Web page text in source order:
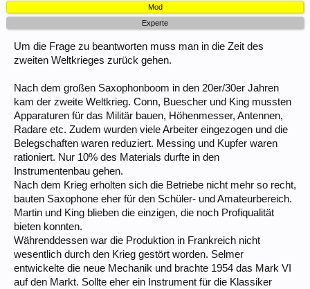
Mod
Experte
Um die Frage zu beantworten muss man in die Zeit des
zweiten Weltkrieges zurück gehen.
Nach dem großen Saxophonboom in den 20er/30er Jahren
kam der zweite Weltkrieg. Conn, Buescher und King mussten
Apparaturen für das Militär bauen, Höhenmesser, Antennen,
Radare etc. Zudem wurden viele Arbeiter eingezogen und die
Belegschaften waren reduziert. Messing und Kupfer waren
rationiert. Nur 10% des Materials durfte in den
Instrumentenbau gehen.
Nach dem Krieg erholten sich die Betriebe nicht mehr so recht,
bauten Saxophone eher für den Schüler- und Amateurbereich.
Martin und King blieben die einzigen, die noch Profiqualität
bieten konnten.
Währenddessen war die Produktion in Frankreich nicht
wesentlich durch den Krieg gestört worden. Selmer
entwickelte die neue Mechanik und brachte 1954 das Mark VI
auf den Markt. Sollte eher ein Instrument für die Klassiker